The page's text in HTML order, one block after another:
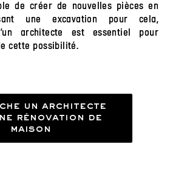
de créer de nouvelles pièces en
une excavation pour cela,
d’un architecte est essentiel pour
cette possibilité.
un architecte
rénovation de
maison